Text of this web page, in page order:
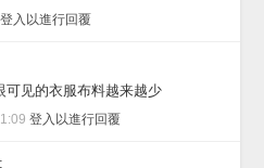
登入以進行回覆
可见的衣服布料越来越少
登入以進行回覆
: